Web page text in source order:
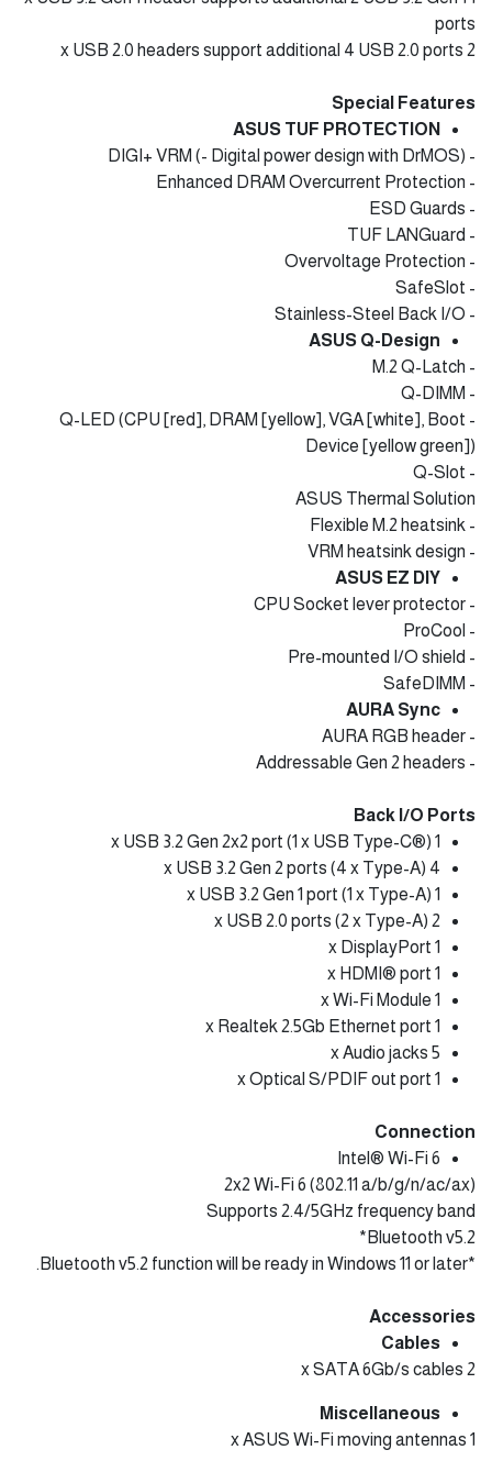
ports
2 x USB 2.0 headers support additional 4 USB 2.0 ports
Special Features
ASUS TUF PROTECTION
- DIGI+ VRM (- Digital power design with DrMOS)
- Enhanced DRAM Overcurrent Protection
- ESD Guards
- TUF LANGuard
- Overvoltage Protection
- SafeSlot
- Stainless-Steel Back I/O
ASUS Q-Design
- M.2 Q-Latch
- Q-DIMM
- Q-LED (CPU [red], DRAM [yellow], VGA [white], Boot
Device [yellow green])
- Q-Slot
ASUS Thermal Solution
- Flexible M.2 heatsink
- VRM heatsink design
ASUS EZ DIY
- CPU Socket lever protector
- ProCool
- Pre-mounted I/O shield
- SafeDIMM
AURA Sync
- AURA RGB header
- Addressable Gen 2 headers
Back I/O Ports
1 x USB 3.2 Gen 2x2 port (1 x USB Type-C®)
4 x USB 3.2 Gen 2 ports (4 x Type-A)
1 x USB 3.2 Gen 1 port (1 x Type-A)
2 x USB 2.0 ports (2 x Type-A)
1 x DisplayPort
1 x HDMI® port
1 x Wi-Fi Module
1 x Realtek 2.5Gb Ethernet port
5 x Audio jacks
1 x Optical S/PDIF out port
Connection
Intel® Wi-Fi 6
2x2 Wi-Fi 6 (802.11 a/b/g/n/ac/ax)
Supports 2.4/5GHz frequency band
Bluetooth v5.2*
*Bluetooth v5.2 function will be ready in Windows 11 or later.
Accessories
Cables
2 x SATA 6Gb/s cables
Miscellaneous
1 x ASUS Wi-Fi moving antennas